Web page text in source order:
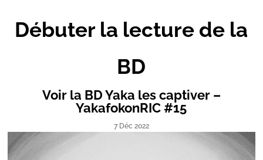
Débuter la lecture de la
BD
Voir la BD Yaka les captiver –
YakafokonRIC #15
7 Déc 2022